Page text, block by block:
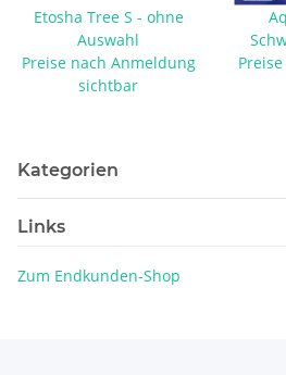
Etosha Tree S - ohne
Auswahl
Preise nach Anmeldung
sichtbar
Kategorien
Links
Zum Endkunden-Shop